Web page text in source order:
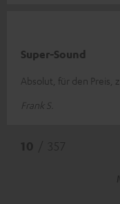
Super-Sound
Absolut, für den Preis,
Frank S.